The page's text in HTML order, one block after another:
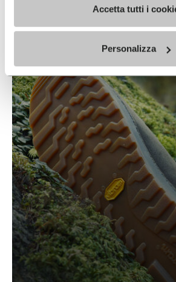
Accetta tutti i
Personalizza
STRATX
READ MORE